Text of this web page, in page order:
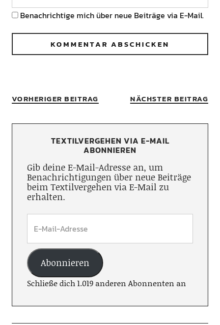
Benachrichtige mich über neue Beiträge via E-Mail.
VORHERIGER BEITRAG NÄCHSTER BEITRAG
TEXTILVERGEHEN VIA E-MAIL
ABONNIEREN
Gib deine E-Mail-Adresse an, um
Benachrichtigungen über neue Beiträge
beim Textilvergehen via E-Mail zu
erhalten.
Abonnieren
Schließe dich 1.019 anderen Abonnenten an